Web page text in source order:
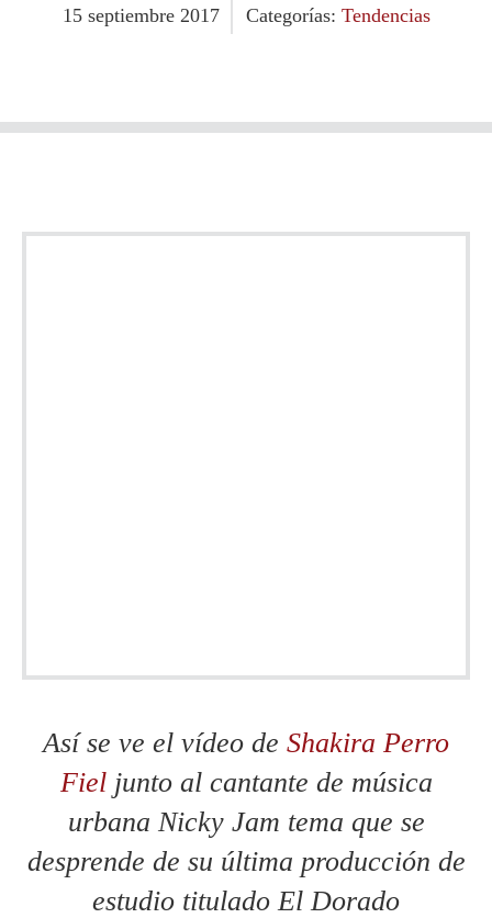
15 septiembre 2017 Categorías: Tendencias
Así se ve el vídeo de Shakira Perro
Fieljunto al cantante de música
urbana Nicky Jam tema que se
desprende de su última producción de
estudio titulado El Dorado